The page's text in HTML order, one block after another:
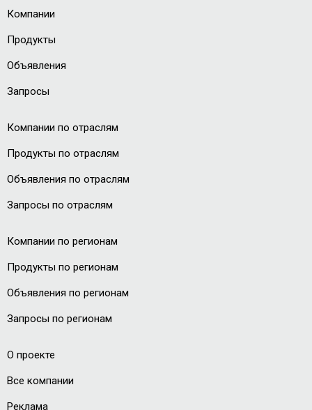
Компании
Продукты
Объявления
Запросы
Компании по отраслям
Продукты по отраслям
Объявления по отраслям
Запросы по отраслям
Компании по регионам
Продукты по регионам
Объявления по регионам
Запросы по регионам
О проекте
Все компании
Реклама